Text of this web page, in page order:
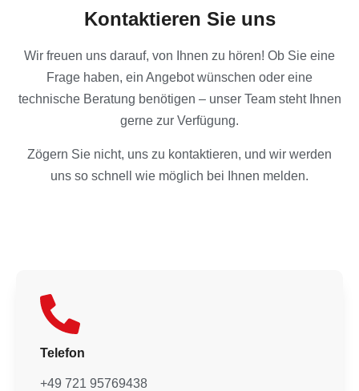
Kontaktieren Sie uns
Wir freuen uns darauf, von Ihnen zu hören! Ob Sie eine
Frage haben, ein Angebot wünschen oder eine
technische Beratung benötigen – unser Team steht Ihnen
gerne zur Verfügung.
Zögern Sie nicht, uns zu kontaktieren, und wir werden
uns so schnell wie möglich bei Ihnen melden.
Telefon
+49 721 95769438